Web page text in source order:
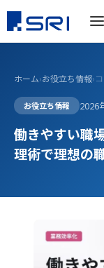
ホーム›お役立ち情報›
お役立ち情報 2026
働きやすい職
理術で理想の